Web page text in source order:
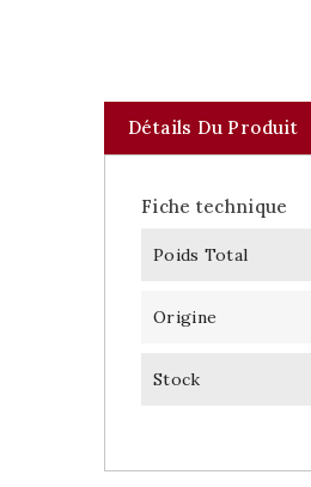
Détails Du Produit
Fiche technique
Poids Total
Origine
Stock